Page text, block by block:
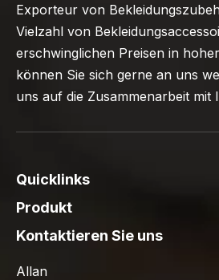
Exporteur von
Vielzahl von
erschwinglichen Preisen in
können Sie sich gerne an uns
uns auf die Zusammenarbeit mit
Quicklinks
Produkt
Kontaktieren Sie uns
Allan